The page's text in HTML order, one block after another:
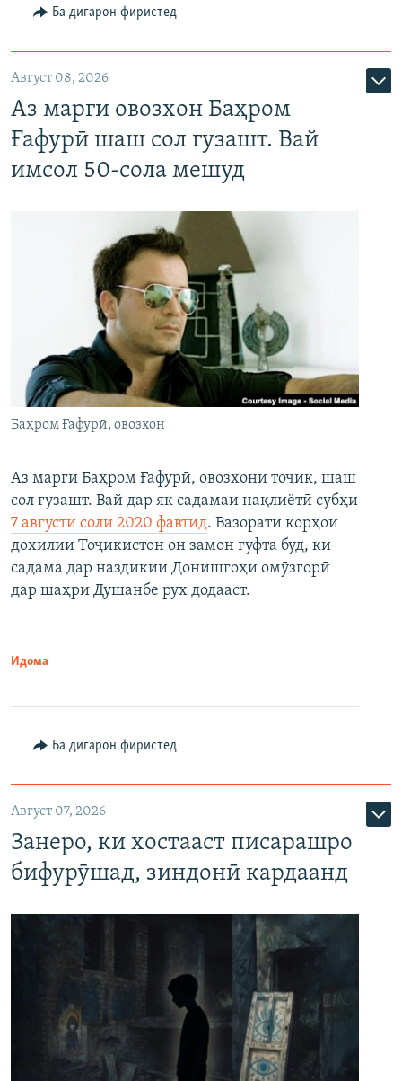
Ба дигарон фиристед
Август 08, 2026
Аз марги овозхон Баҳром
Ғафурӣ шаш сол гузашт. Вай
имсол 50-сола мешуд
Баҳром Ғафурӣ, овозхон
Аз марги Баҳром Ғафурӣ, овозхони тоҷик, шаш
сол гузашт. Вай дар як садамаи нақлиётӣ субҳи
7 августи соли 2020 фавтид. Вазорати корҳои
дохилии Тоҷикистон он замон гуфта буд, ки
садама дар наздикии Донишгоҳи омӯзгорӣ
дар шаҳри Душанбе рух додааст.
Идома
Ба дигарон фиристед
Август 07, 2026
Занеро, ки хостааст писарашро
бифурӯшад, зиндонӣ кардаанд